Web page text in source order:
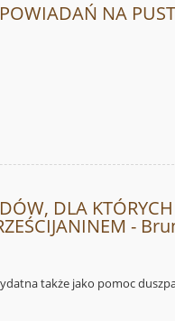
NA
DLA KTÓRYCH
-
także jako pomoc